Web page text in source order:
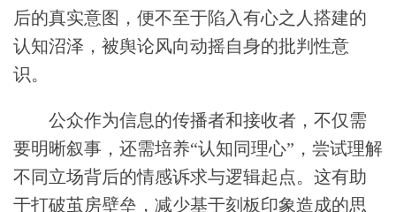
后的真实意图，便不至于陷入有心之人搭建的
认知沼泽，被舆论风向动摇自身的批判性意
识。
公众作为信息的传播者和接收者，不仅需
要明晰叙事，还需培养“认知同理心”，尝试理解
不同立场背后的情感诉求与逻辑起点。这有助
于打破茧房壁垒，减少基于刻板印象造成的思